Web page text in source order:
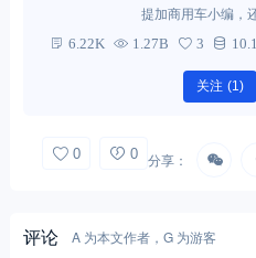
提加商用车小编，
6.22K 1.27B 3
关注 (1)
0 0 分享：
评论 A 为本文作者，G 为游客